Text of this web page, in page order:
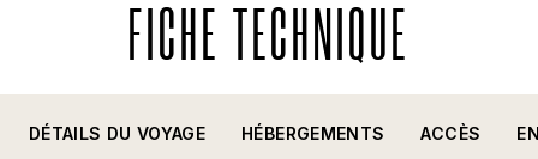
FICHE TECHNIQUE
DÉTAILS DU VOYAGE HÉBERGEMENTS ACCÈS